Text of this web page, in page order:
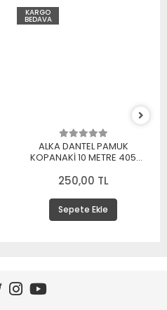
KARGO
BEDAVA
ALKA DANTEL PAMUK
KOPANAKİ 10 METRE 405
250,00 TL
Sepete Ekle